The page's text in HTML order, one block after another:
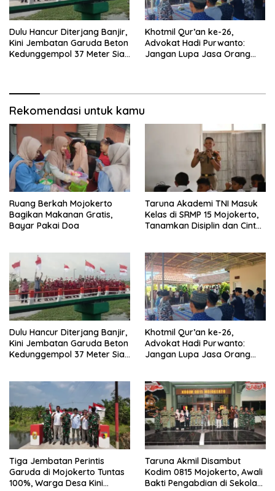
Dulu Hancur Diterjang Banjir,
Kini Jembatan Garuda Beton
Kedunggempol 37 Meter Siap
Khotmil Qur’an ke-26,
Advokat Hadi Purwanto:
Jangan Lupa Jasa Orang
Rekomendasi untuk kamu
Ruang Berkah Mojokerto
Bagikan Makanan Gratis,
Bayar Pakai Doa
Taruna Akademi TNI Masuk
Kelas di SRMP 15 Mojokerto,
Tanamkan Disiplin dan Cinta
Dulu Hancur Diterjang Banjir,
Kini Jembatan Garuda Beton
Kedunggempol 37 Meter Siap
Khotmil Qur’an ke-26,
Advokat Hadi Purwanto:
Jangan Lupa Jasa Orang
Tiga Jembatan Perintis
Garuda di Mojokerto Tuntas
100%, Warga Desa Kini
Taruna Akmil Disambut
Kodim 0815 Mojokerto, Awali
Bakti Pengabdian di Sekolah